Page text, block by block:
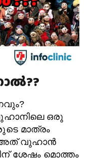
ഒരു
മാത്രം
അത് വുഹാൻ
ശേഷം മൊത്തം